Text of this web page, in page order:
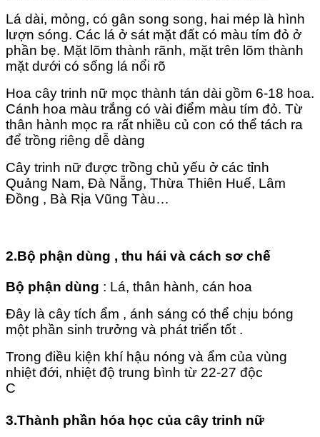
Lá dài, mỏng, có gân song song, hai mép là hình
lượn sóng. Các lá ở sát mặt đất có màu tím đỏ ở
phần bẹ. Mặt lõm thành rãnh, mặt trên lõm thành
mặt dưới có sống lá nổi rõ
Hoa cây trinh nữ mọc thành tán dài gồm 6-18 hoa.
Cánh hoa màu trắng có vài điểm màu tím đỏ. Từ
thân hành mọc ra rất nhiều củ con có thể tách ra
để trồng riêng dễ dàng
Cây trinh nữ được trồng chủ yếu ở các tỉnh
Quảng Nam, Đà Nẵng, Thừa Thiên Huế, Lâm
Đồng , Bà Rịa Vũng Tàu…
2.Bộ phận dùng , thu hái và cách sơ chế
Bộ phận dùng : Lá, thân hành, cán hoa
Đây là cây tích ẩm , ánh sáng có thể chịu bóng
một phần sinh trưởng và phát triển tốt .
Trong điều kiện khí hậu nóng và ẩm của vùng
nhiệt đới, nhiệt độ trung bình từ 22-27 độc
C
3.Thành phần hóa học của cây trinh nữ